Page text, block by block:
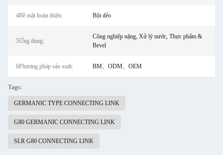
4Bề mặt hoàn thiện: Bột dẻo
5Ứng dụng:
Công nghiệp nặng, Xử lý nước, Thực phẩm &
Bevel
6Phương pháp sản xuât: BM、ODM、OEM
Tags:
GERMANIC TYPE CONNECTING LINK
G80 GERMANIC CONNECTING LINK
SLR G80 CONNECTING LINK